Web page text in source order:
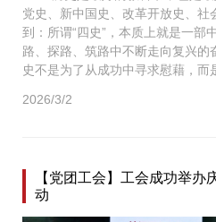
党史、新中国史、改革开放史、社
到：所谓“四史”，本质上就是一部
路、探路、筑路中不断走向复兴的
史不是为了从成功中寻求慰藉，而
2026/3/2
【党团工会】工会成功举办
动